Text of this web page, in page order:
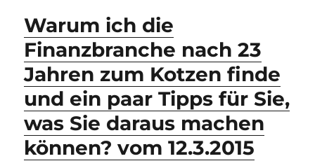
Warum ich die
Finanzbranche nach 23
Jahren zum Kotzen finde
und ein paar Tipps für Sie,
was Sie daraus machen
können? vom 12.3.2015